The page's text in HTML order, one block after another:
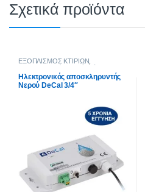
Σχετικά προϊόντα
ΕΞΟΠΛΙΣΜΟΣ ΚΤΙΡΙΩΝ
Αποσκληρυντές Νερού
Φίλτρα
Νερού,Είδη Οικιακής Χρήσης,
Εξοπλισμός Σπιτιού
Ηλεκτρονικός αποσκληρυντής
Νερού DeCal 3/4″